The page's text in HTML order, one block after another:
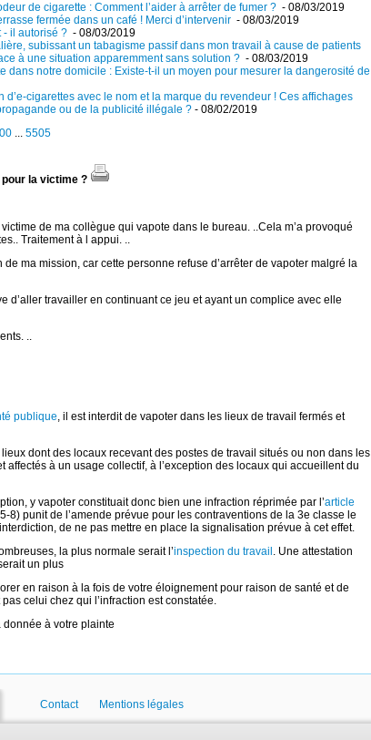
de cigarette : Comment l’aider à arrêter de fumer ? - 08/03/2019
fermée dans un café ! Merci d’intervenir - 08/03/2019
- il autorisé ? - 08/03/2019
subissant un tabagisme passif dans mon travail à cause de patients
à une situation apparemment sans solution ? - 08/03/2019
dans notre domicile : Existe-t-il un moyen pour mesurer la dangerosité de
cigarettes avec le nom et la marque du revendeur ! Ces affichages
ou de la publicité illégale ? - 08/02/2019
... 5505
la victime ?
de ma collègue qui vapote dans le bureau. ..Cela m’a provoqué
Traitement à l appui. ..
de ma mission, car cette personne refuse d’arrêter de vapoter malgré la
d’aller travailler en continuant ce jeu et ayant un complice avec elle
..
publique, il est interdit de vapoter dans les lieux de travail fermés et
dont des locaux recevant des postes de travail situés ou non dans les
affectés à un usage collectif, à l’exception des locaux qui accueillent du
y vapoter constituait donc bien une infraction réprimée par l’article
8) punit de l’amende prévue pour les contraventions de la 3e classe le
de ne pas mettre en place la signalisation prévue à cet effet.
la plus normale serait l’inspection du travail . Une attestation
un plus
en raison à la fois de votre éloignement pour raison de santé et de
celui chez qui l’infraction est constatée.
à votre plainte
Contact Mentions légales